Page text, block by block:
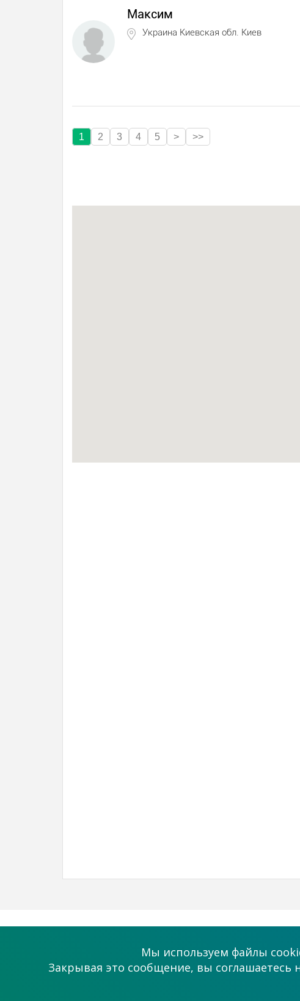
Максим
Украина Киевская обл. Киев
1 2 3 4 5 > >>
Поддержка
Мы используем файлы
Закрывая это сообщение, вы соглашаетесь